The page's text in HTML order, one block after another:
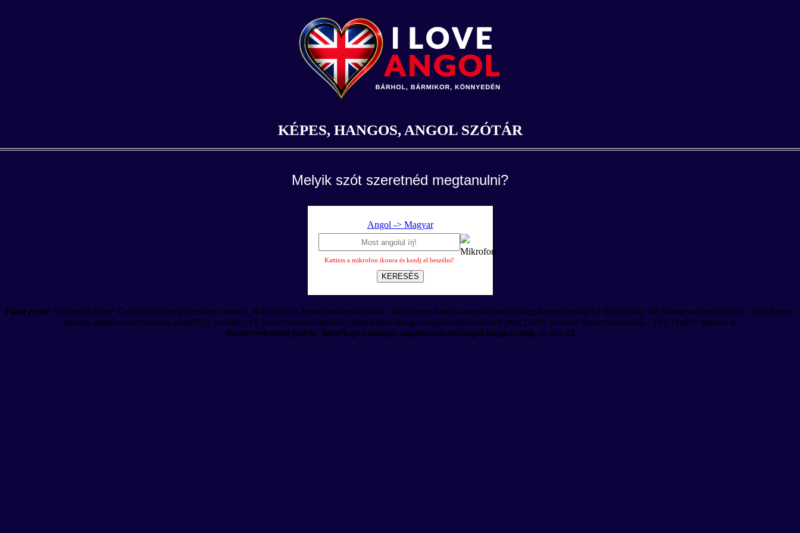
KÉPES, HANGOS, ANGOL SZÓTÁR
Melyik szót szeretnéd megtanulni?
Angol -> Magyar
Kattints a mikrofon ikonra és kezdj el beszélni!
KERESÉS
Fatal error: Uncaught Error: Call to undefined function connect_dbEng2() in /home/webmulti/public_html/kepes-hangos-angolszotar.hu/angol-magyar.php:12 Stack trace: #0 /home/webmulti/public_html/kepes-
hangos-angolszotar.hu/szotar.php(892): include() #1 /home/webmulti/public_html/kepes-hangos-angolszotar.hu/index.php(2349): include('/home/webmulti/...') #2 {main} thrown in
/home/webmulti/public_html/kepes-hangos-angolszotar.hu/angol-magyar.php on line 12